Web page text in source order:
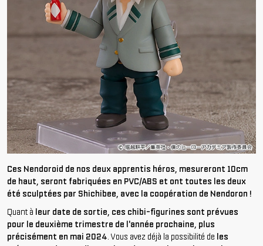
Ces Nendoroid de nos deux apprentis héros, mesureront 10cm
de haut, seront fabriquées en PVC/ABS et ont toutes les deux
été sculptées par Shichibee, avec la coopération de Nendoron !
Quant à leur date de sortie, ces chibi-figurines sont prévues
pour le deuxième trimestre de l'année prochaine, plus
précisément en mai 2024. Vous avez déjà la possibilité de les